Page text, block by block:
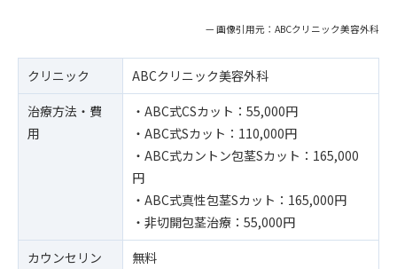
— 画像引用元：ABCクリニック美容外科
クリニック
ABCクリニック美容外科
治療方法・費
用
・ABC式CSカット：55,000円
・ABC式Sカット：110,000円
・ABC式カントン包茎Sカット：165,000
円
・ABC式真性包茎Sカット：165,000円
・非切開包茎治療：55,000円
カウンセリン
無料